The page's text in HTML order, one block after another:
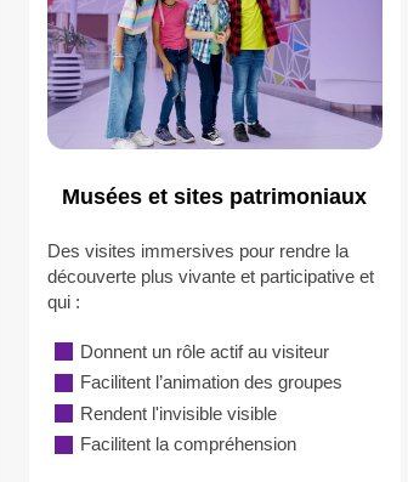
Musées et sites patrimoniaux
Des visites immersives pour rendre la
découverte plus vivante et participative et
qui :
Donnent un rôle actif au visiteur
Facilitent l’animation des groupes
Rendent l'invisible visible
Facilitent la compréhension